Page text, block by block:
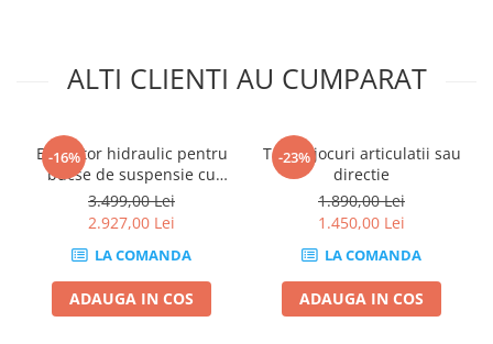
Scule pentru nituit si capsat
Diagnoza si masurari
Rulmenti,Bucsi si Extractoare
Sistem franare
ALTI CLIENTI AU CUMPARAT
-16%
Extractor hidraulic pentru
bucse de suspensie cu
cilindru 17 tone 49 Piese
3.499,00 Lei
2.927,00 Lei
LA COMANDA
ADAUGA IN COS
-23%
Tester jocuri articulatii sau
directie
1.890,00 Lei
1.450,00 Lei
LA COMANDA
ADAUGA IN COS